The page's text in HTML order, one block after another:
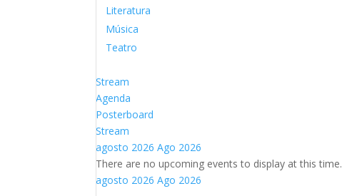
Literatura
Música
Teatro
Stream
Agenda
Posterboard
Stream
agosto 2026 Ago 2026
There are no upcoming events to display at this time.
agosto 2026 Ago 2026